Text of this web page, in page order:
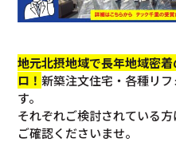
地元北摂地域で長年地域密
ロ！新築注文住宅・各種リ
す。
それぞれご検討されている
ご確認くださいませ。